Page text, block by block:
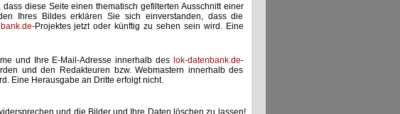
dass diese Seite einen thematisch gefilterten Ausschnitt einer
Ihres Bildes erklären Sie sich einverstanden, dass die
-Projektes jetzt oder künftig zu sehen sein wird. Eine
und Ihre E-Mail-Adresse innerhalb des lok-datenbank.de-
und den Redakteuren bzw. Webmastern innerhalb des
Eine Herausgabe an Dritte erfolgt nicht.
und die Bilder und Ihre Daten löschen zu lassen!